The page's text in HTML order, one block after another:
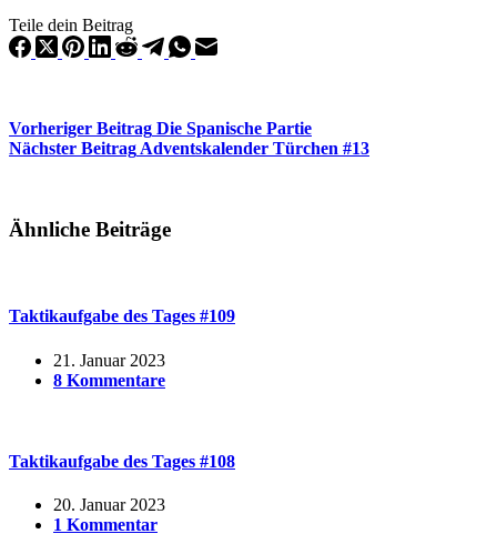
Teile dein Beitrag
Vorheriger Beitrag Die Spanische Partie
Nächster Beitrag Adventskalender Türchen #13
Ähnliche Beiträge
Taktikaufgabe des Tages #109
21. Januar 2023
8 Kommentare
Taktikaufgabe des Tages #108
20. Januar 2023
1 Kommentar